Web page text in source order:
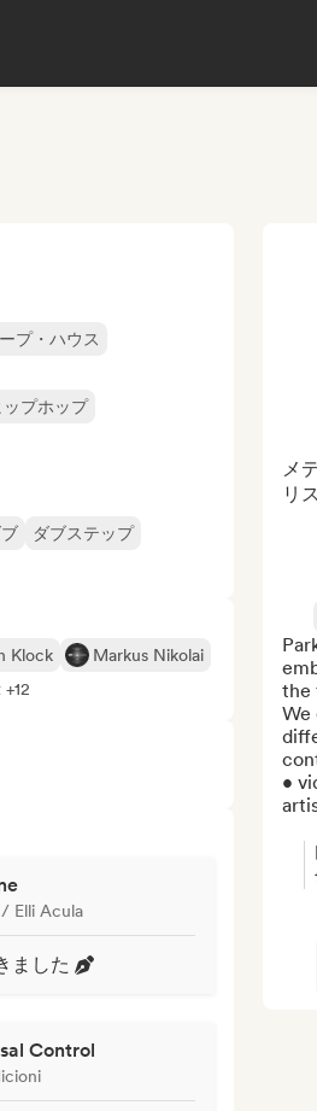
プ・ハウス
ップホップ
ダブステップ
Klock
Markus Nikolai
Elli Acula
ました
Control
メ
リ
the
We
•